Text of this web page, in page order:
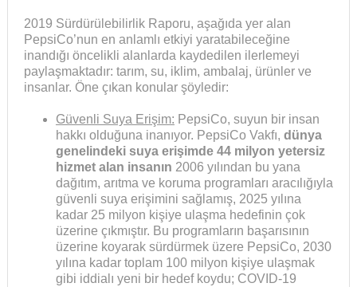
2019 Sürdürülebilirlik Raporu, aşağıda yer alan
PepsiCo’nun en anlamlı etkiyi yaratabileceğine
inandığı öncelikli alanlarda kaydedilen ilerlemeyi
paylaşmaktadır: tarım, su, iklim, ambalaj, ürünler ve
insanlar. Öne çıkan konular şöyledir:
Güvenli Suya Erişim: PepsiCo, suyun bir insan
hakkı olduğuna inanıyor. PepsiCo Vakfı, dünya
genelindeki suya erişimde 44 milyon yetersiz
hizmet alan insanın 2006 yılından bu yana
dağıtım, arıtma ve koruma programları aracılığıyla
güvenli suya erişimini sağlamış, 2025 yılına
kadar 25 milyon kişiye ulaşma hedefinin çok
üzerine çıkmıştır. Bu programların başarısının
üzerine koyarak sürdürmek üzere PepsiCo, 2030
yılına kadar toplam 100 milyon kişiye ulaşmak
gibi iddialı yeni bir hedef koydu; COVID-19